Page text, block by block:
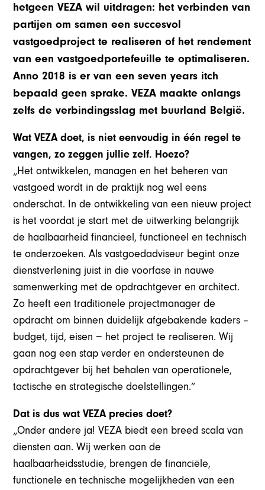
hetgeen VEZA wil uitdragen: het verbinden van
partijen om samen een succesvol
vastgoedproject te realiseren of het rendement
van een vastgoedportefeuille te optimaliseren.
Anno 2018 is er van een seven years itch
bepaald geen sprake. VEZA maakte onlangs
zelfs de verbindingsslag met buurland België.
Wat VEZA doet, is niet eenvoudig in één regel te
vangen, zo zeggen jullie zelf. Hoezo?
„Het ontwikkelen, managen en het beheren van
vastgoed wordt in de praktijk nog wel eens
onderschat. In de ontwikkeling van een nieuw project
is het voordat je start met de uitwerking belangrijk
de haalbaarheid financieel, functioneel en technisch
te onderzoeken. Als vastgoedadviseur begint onze
dienstverlening juist in die voorfase in nauwe
samenwerking met de opdrachtgever en architect.
Zo heeft een traditionele projectmanager de
opdracht om binnen duidelijk afgebakende kaders –
budget, tijd, eisen − het project te realiseren. Wij
gaan nog een stap verder en ondersteunen de
opdrachtgever bij het behalen van operationele,
tactische en strategische doelstellingen.”
Dat is dus wat VEZA precies doet?
„Onder andere ja! VEZA biedt een breed scala van
diensten aan. Wij werken aan de
haalbaarheidsstudie, brengen de financiële,
functionele en technische mogelijkheden van een